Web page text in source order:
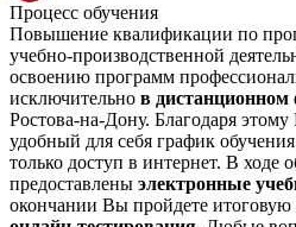
Процесс обучения
Повышение квалификации по
учебно-производственной
освоению программ
исключительно в дистанционном
Ростова-на-Дону. Благодаря
удобный для себя график
только доступ в интернет. В ходе
предоставлены электронные
окончании Вы пройдете итоговую